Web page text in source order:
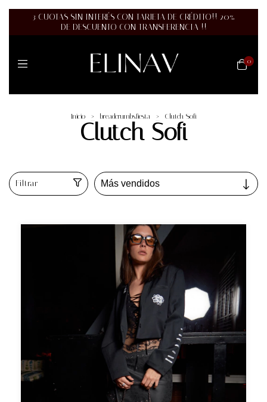
3 CUOTAS SIN INTERÉS CON TARJETA DE CRÉDITO!! 20%
DE DESCUENTO CON TRANSFERENCIA !!
0
Inicio > breadcrumbs.fiesta > Clutch Sofi
Clutch Sofi
Filtrar